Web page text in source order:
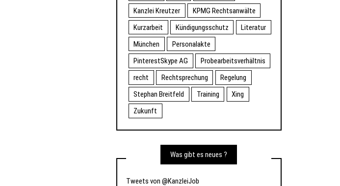
Kanzlei Kreutzer
KPMG Rechtsanwälte
Kurzarbeit
Kündigungsschutz
Literatur
München
Personalakte
PinterestSkype AG
Probearbeitsverhältnis
recht
Rechtsprechung
Regelung
Stephan Breitfeld
Training
Xing
Zukunft
Was gibt es neues ?
Tweets von @KanzleiJob